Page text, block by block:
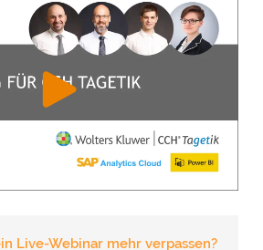
Live-Webinar mehr verpassen?